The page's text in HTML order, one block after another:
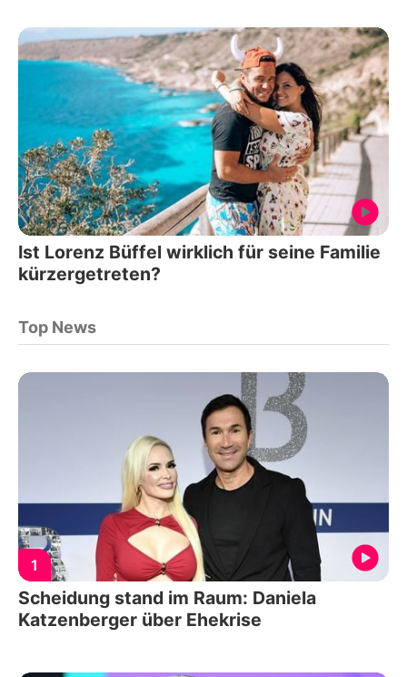
Ist Lorenz Büffel wirklich für seine Familie
kürzergetreten?
Top News
1
Scheidung stand im Raum: Daniela
Katzenberger über Ehekrise